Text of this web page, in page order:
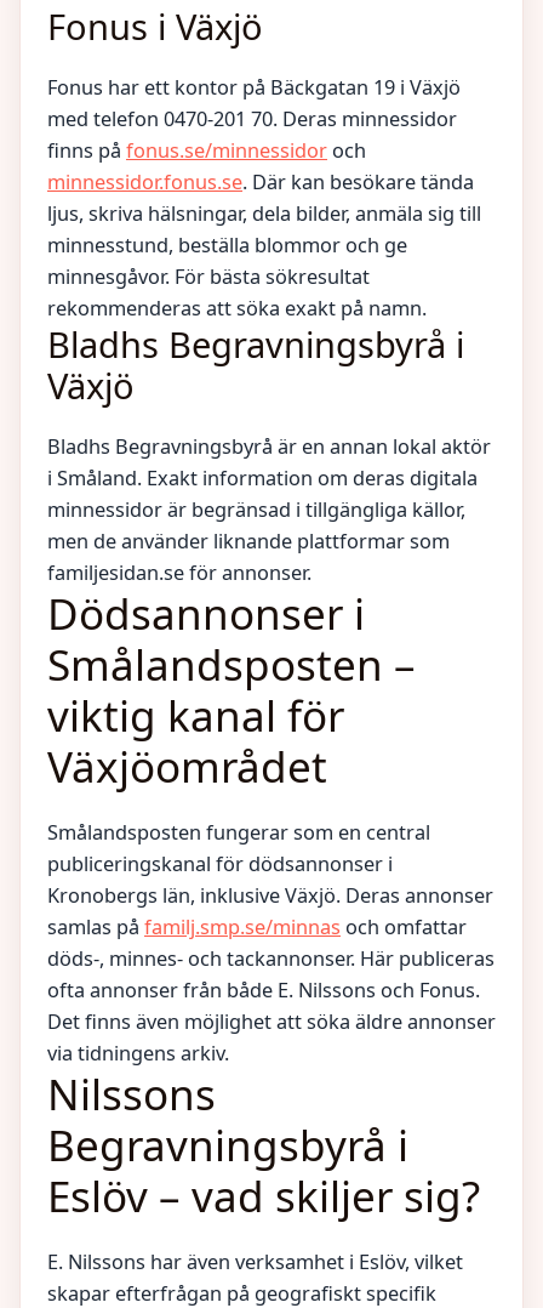
Fonus i Växjö
Fonus har ett kontor på Bäckgatan 19 i Växjö
med telefon 0470-201 70. Deras minnessidor
finns på fonus.se/minnessidor och
minnessidor.fonus.se. Där kan besökare tända
ljus, skriva hälsningar, dela bilder, anmäla sig till
minnesstund, beställa blommor och ge
minnesgåvor. För bästa sökresultat
rekommenderas att söka exakt på namn.
Bladhs Begravningsbyrå i
Växjö
Bladhs Begravningsbyrå är en annan lokal aktör
i Småland. Exakt information om deras digitala
minnessidor är begränsad i tillgängliga källor,
men de använder liknande plattformar som
familjesidan.se för annonser.
Dödsannonser i
Smålandsposten –
viktig kanal för
Växjöområdet
Smålandsposten fungerar som en central
publiceringskanal för dödsannonser i
Kronobergs län, inklusive Växjö. Deras annonser
samlas på familj.smp.se/minnas och omfattar
döds-, minnes- och tackannonser. Här publiceras
ofta annonser från både E. Nilssons och Fonus.
Det finns även möjlighet att söka äldre annonser
via tidningens arkiv.
Nilssons
Begravningsbyrå i
Eslöv – vad skiljer sig?
E. Nilssons har även verksamhet i Eslöv, vilket
skapar efterfrågan på geografiskt specifik